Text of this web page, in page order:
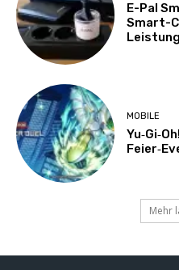
E-Pal
Smart-
MOBILE
Mehr